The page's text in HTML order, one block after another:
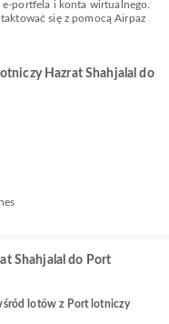
portfela i konta wirtualnego.
się z pomocą Airpaz
Hazrat Shahjalal do
Shahjalal do Port
lotów z Port lotniczy